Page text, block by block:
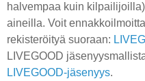
halvempaa kuin
aineilla. Voit
rekisteröityä suoraan:
LIVEGOOD
LIVEGOOD-jäsenyys.